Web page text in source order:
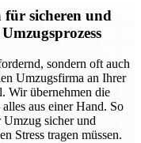
für sicheren und
sondern oft auch
Umzugsfirma an Ihrer
Wir übernehmen die
aus einer Hand. So
Umzug sicher und
Stress tragen müssen.